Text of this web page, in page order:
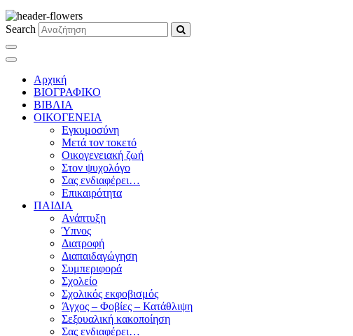
Search
Αρχική
ΒΙΟΓΡΑΦΙΚΟ
ΒΙΒΛΙΑ
ΟΙΚΟΓΕΝΕΙΑ
Εγκυμοσύνη
Μετά τον τοκετό
Οικογενειακή ζωή
Στον ψυχολόγο
Σας ενδιαφέρει…
Επικαιρότητα
ΠΑΙΔΙΑ
Ανάπτυξη
Ύπνος
Διατροφή
Διαπαιδαγώγηση
Συμπεριφορά
Σχολείο
Σχολικός εκφοβισμός
Άγχος – Φοβίες – Κατάθλιψη
Σεξουαλική κακοποίηση
Σας ενδιαφέρει…